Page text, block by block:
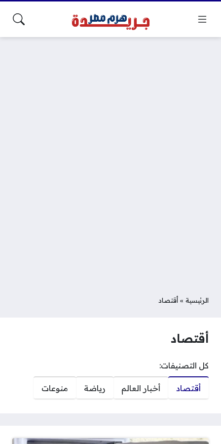
الرئيسية » أقتصاد
أقتصاد
كل التصنيفات:
أخبار العالم أقتصاد رياضة منوعات